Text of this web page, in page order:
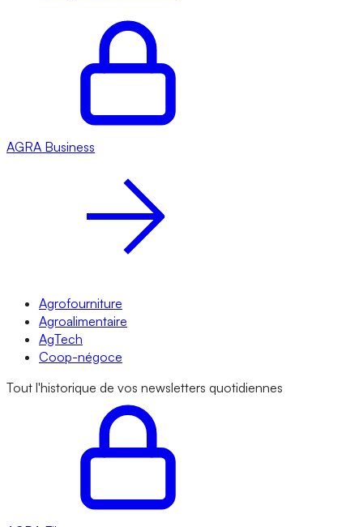
AGRA Business
Agrofourniture
Agroalimentaire
AgTech
Coop-négoce
Tout l'historique de vos newsletters quotidiennes